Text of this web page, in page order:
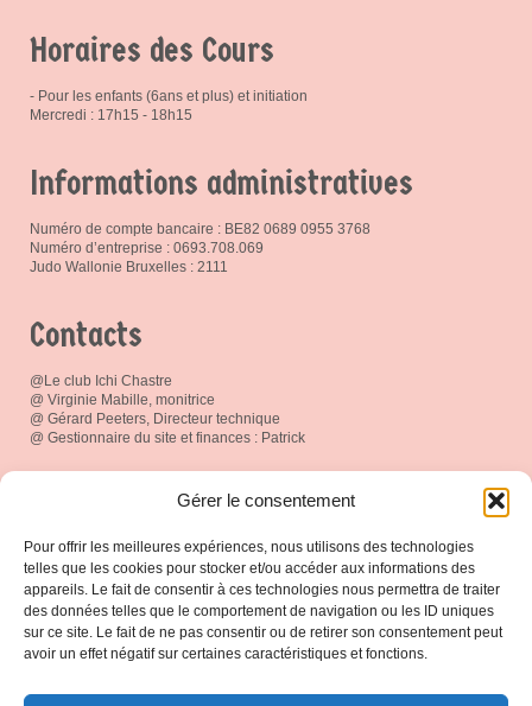
Gérer le consentement
Pour offrir les meilleures expériences, nous utilisons des technologies
telles que les cookies pour stocker et/ou accéder aux informations des
appareils. Le fait de consentir à ces technologies nous permettra de traiter
des données telles que le comportement de navigation ou les ID uniques
sur ce site. Le fait de ne pas consentir ou de retirer son consentement peut
avoir un effet négatif sur certaines caractéristiques et fonctions.
Horaires des Cours
- Pour les enfants (6ans et plus) et initiation
Mercredi : 17h15 - 18h15
Informations administratives
Numéro de compte bancaire : BE82 0689 0955 3768
Numéro d’entreprise : 0693.708.069
Judo Wallonie Bruxelles : 2111
Contacts
@Le club Ichi Chastre
@ Virginie Mabille, monitrice
@ Gérard Peeters, Directeur technique
@ Gestionnaire du site et finances : Patrick
Réseau social
Espace Membres